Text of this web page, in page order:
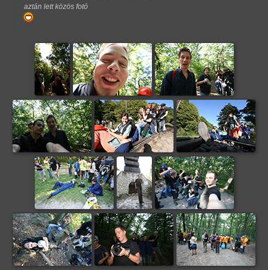
aztán lett közös fotó